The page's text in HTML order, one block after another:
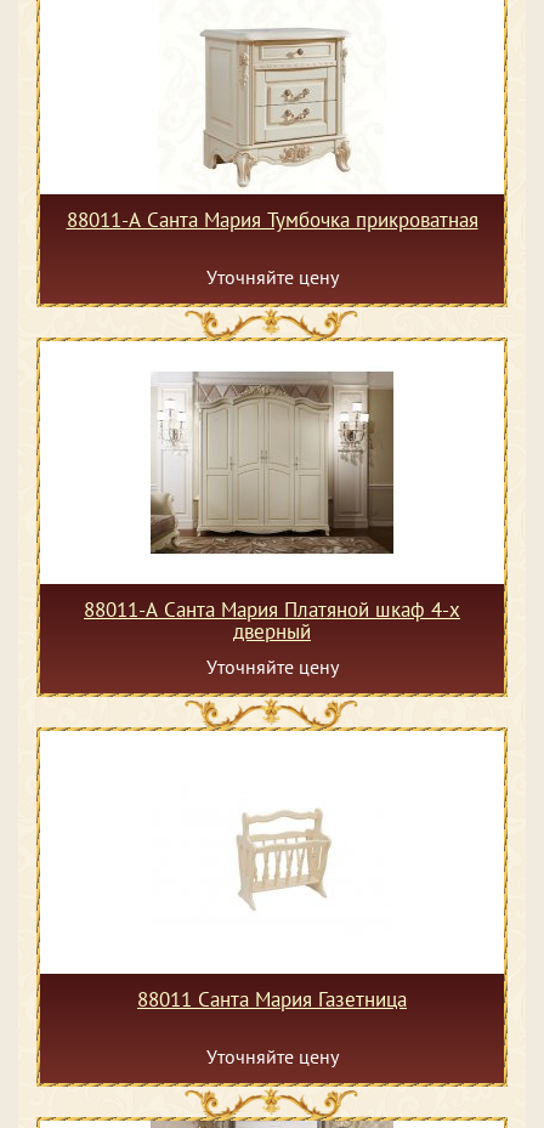
88011-А Санта Мария Тумбочка прикроватная
Уточняйте цену
88011-А Санта Мария Платяной шкаф 4-х
дверный
Уточняйте цену
88011 Санта Мария Газетница
Уточняйте цену